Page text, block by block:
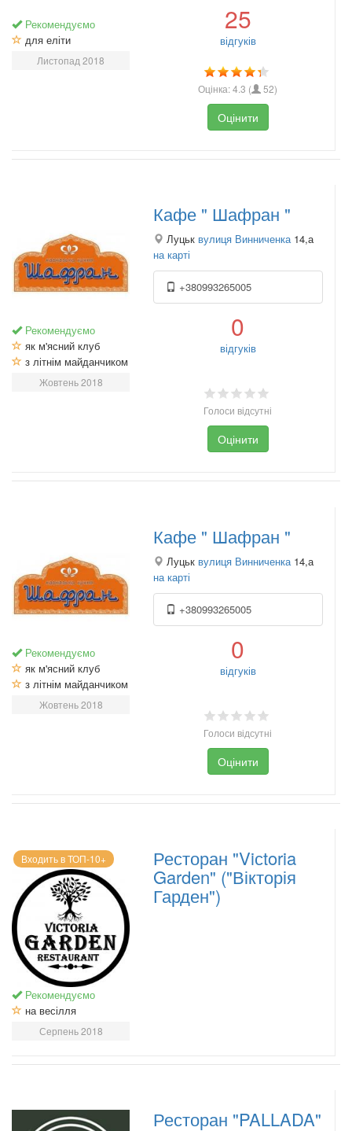
Рекомендуємо
для еліти
Листопад 2018
25
відгуків
Оцінка:4.3 ( 52)
Оцінити
Рекомендуємо
як м'ясний клуб
з літнім майданчиком
Жовтень 2018
Кафе " Шафран "
Луцьк вулиця Винниченка14,а
на карті
+380993265005
0
відгуків
Голоси відсутні
Оцінити
Рекомендуємо
як м'ясний клуб
з літнім майданчиком
Жовтень 2018
Кафе " Шафран "
Луцьк вулиця Винниченка 14,а
на карті
+380993265005
0
відгуків
Голоси відсутні
Оцінити
Входить в ТОП-10+
Рекомендуємо
на весілля
Серпень 2018
Ресторан "Viсtoria
Garden" ("Вікторія
Гарден")
Ресторан "PALLADA"